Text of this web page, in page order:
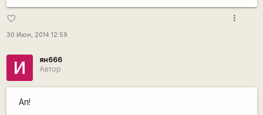
favorite_border
30 Июн, 2014 12:59
more_vert
И
ян666
Автор
Ап!